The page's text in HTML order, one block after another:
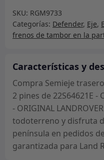
in
RH
con
de
2
pines
de
22S64621E
Chasis
KA929540
SKU: RGM9733
Categorías: Defender, Eje,
frenos de tambor en la
Características y
Compra Semieje
2 pines de 22S64621E -
- ORIGINAL
todoterreno y disfruta
península en pedidos
garantizada para Land